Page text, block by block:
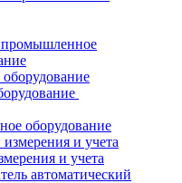
промышленное
оборудование
и учета